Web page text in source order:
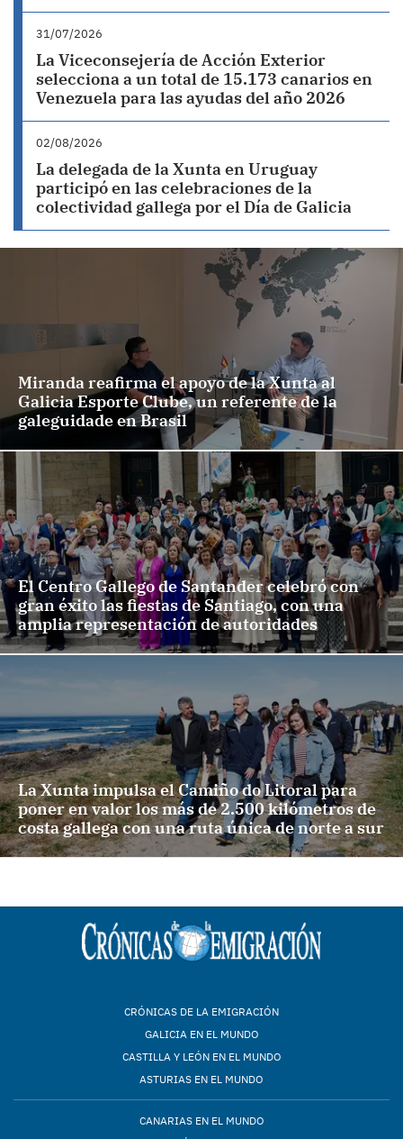
31/07/2026
La Viceconsejería de Acción Exterior
selecciona a un total de 15.173 canarios en
Venezuela para las ayudas del año 2026
02/08/2026
La delegada de la Xunta en Uruguay
participó en las celebraciones de la
colectividad gallega por el Día de Galicia
Miranda reafirma el apoyo de la Xunta al
Galicia Esporte Clube, un referente de la
galeguidade en Brasil
El Centro Gallego de Santander celebró con
gran éxito las fiestas de Santiago, con una
amplia representación de autoridades
La Xunta impulsa el Camiño do Litoral para
poner en valor los más de 2.500 kilómetros de
costa gallega con una ruta única de norte a sur
CRÓNICAS DE LA EMIGRACIÓN
GALICIA EN EL MUNDO
CASTILLA Y LEÓN EN EL MUNDO
ASTURIAS EN EL MUNDO
CANARIAS EN EL MUNDO